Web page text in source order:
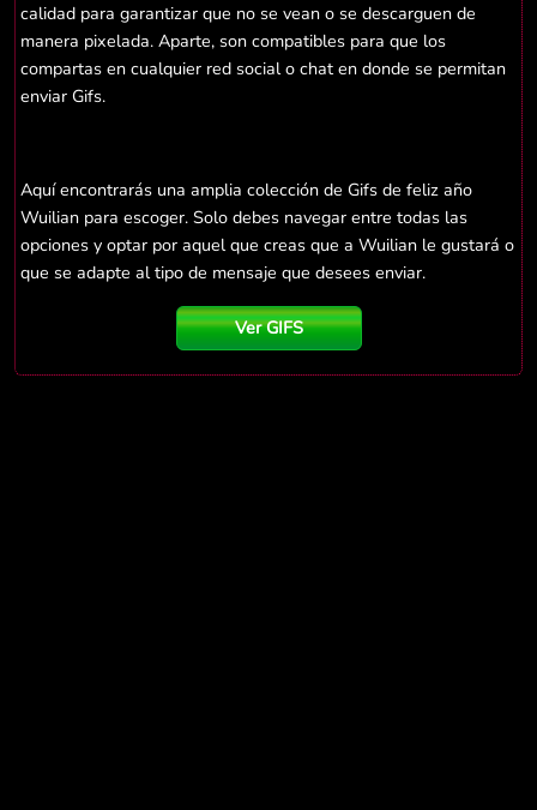
calidad para garantizar que no se vean o se descarguen de
manera pixelada. Aparte, son compatibles para que los
compartas en cualquier red social o chat en donde se permitan
enviar Gifs.
Aquí encontrarás una amplia colección de Gifs de feliz año
Wuilian para escoger. Solo debes navegar entre todas las
opciones y optar por aquel que creas que a Wuilian le gustará o
que se adapte al tipo de mensaje que desees enviar.
Ver GIFS